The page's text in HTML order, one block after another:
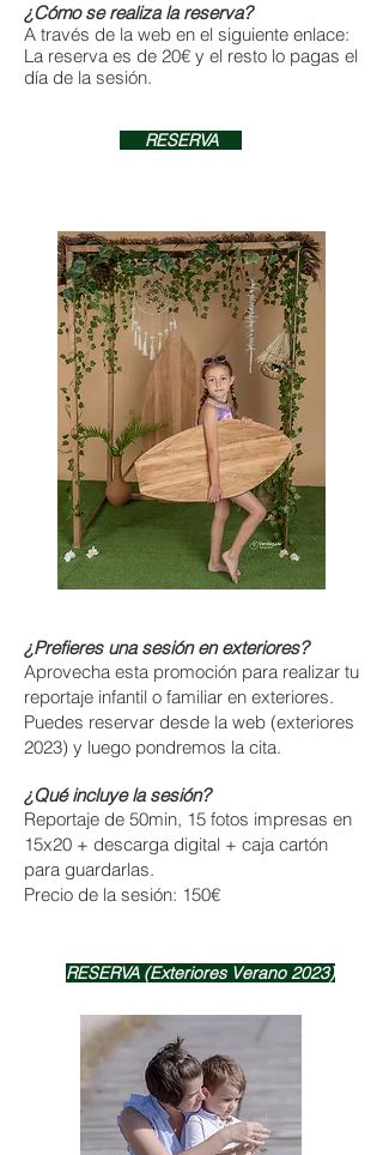
¿Cómo se realiza la reserva?
A través de la web en el siguiente enlace:
La reserva es de 20€ y el resto lo pagas el
día de la sesión.
¿Prefieres una sesión en exteriores?
Aprovecha esta promoción para realizar tu
reportaje infantil o familiar en exteriores.
Puedes reservar desde la web (exteriores
2023) y luego pondremos la cita.
¿Quéincluye la sesión?
Reportaje de 50min, 15 fotos impresas en
15x20 + descarga digital + caja cartón
para guardarlas.
Precio de la sesión: 150€
RESERVA
RESERVA (Exteriores Verano 2023)